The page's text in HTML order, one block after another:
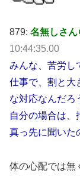
879: 名無しさん
10:44:35.00
みんな、苦労し
仕事で、割と大
な対応なんだろ
自分の場合は、
真っ先に聞いた
体の心配では無